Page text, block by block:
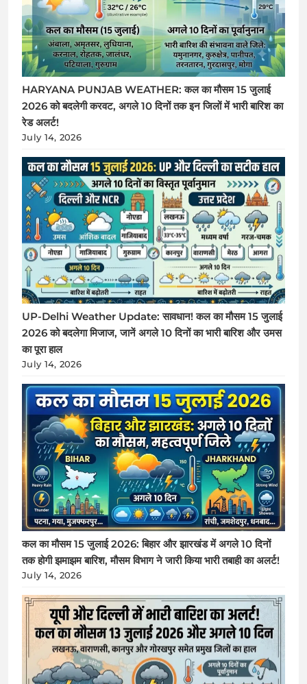
HARYANA PUNJAB WEATHER: कल का मौसम 15 जुलाई
2026 को बदलेगी करवट, अगले 10 दिनों तक इन जिलों में भारी बारिश का
रेड अलर्ट!
July 14, 2026
UP-Delhi Weather Update: सावधान! कल का मौसम 15 जुलाई
2026 को बदलेगा मिजाज, जानें अगले 10 दिनों का भारी बारिश और उमस
का पूरा हाल
July 14, 2026
कल का मौसम 15 जुलाई 2026: बिहार और झारखंड में अगले 10 दिनों
तक होगी झमाझम बारिश, मौसम विभाग ने जारी किया भारी तबाही का अलर्ट!
July 14, 2026